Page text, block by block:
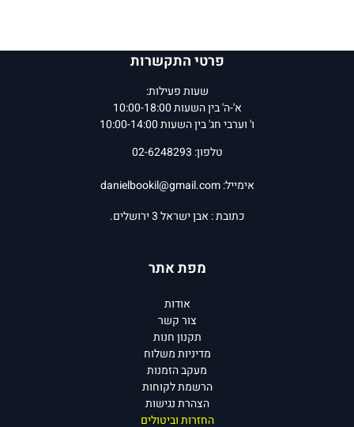
פרטי התקשרות
שעות פעילות:
א'-ה' בין השעות 10:00-18:00
ו' וערבי חג' בין השעות 10:00-14:00
טלפון: 02-6248293
אימייל:danielbookil@gmail.com
כתובת : אבן ישראל 3 ירושלים.
מפת אתר
אודות
צור קשר
תקנון חנות
מדיניות משלוח
מעקב הזמנות
הרשמת לקוחות
הצהרת נגישות
החזרות וביטולים